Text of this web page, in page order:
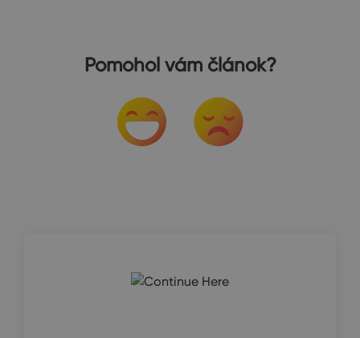
Pomohol vám článok?